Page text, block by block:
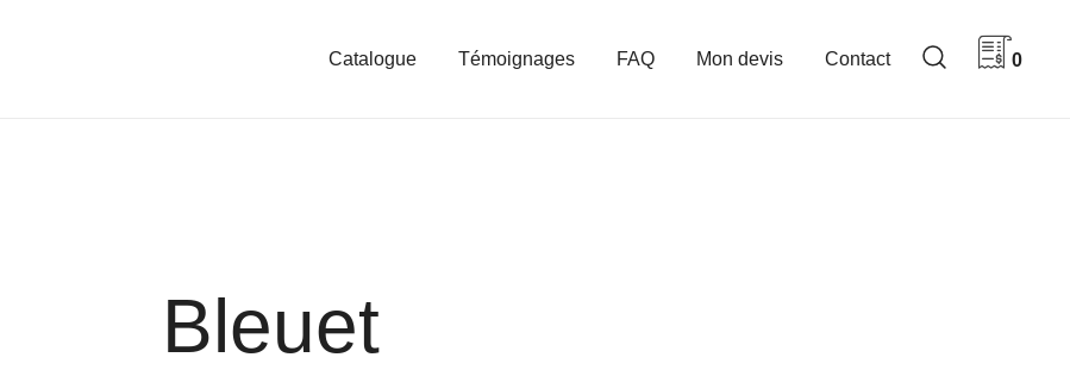
Catalogue Témoignages FAQ Mon devis Contact 0
Bleuet